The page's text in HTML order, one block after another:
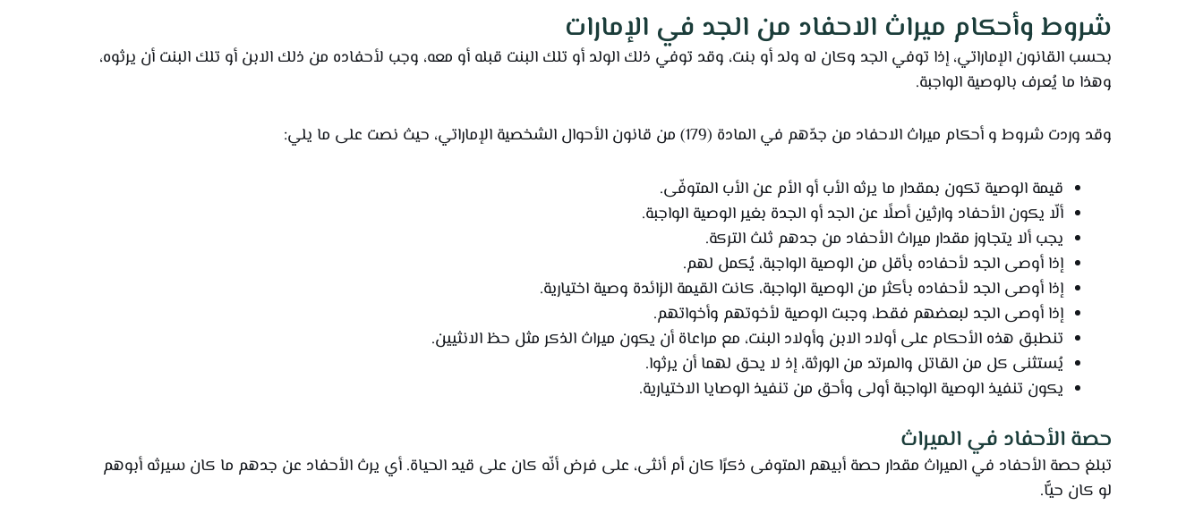
شروط وأحكام ميراث الاحفاد من الجد في الإمارات
بحسب القانون الإماراتي، إذا توفي الجد وكان له ولد أو بنت، وقد توفي ذلك الولد أو تلك البنت قبله أو معه، وجب لأحفاده من ذلك الابن أو تلك البنت أن يرثوه،
وهذا ما يُعرف بالوصية الواجبة.
وقد وردت شروط و أحكام ميراث الاحفاد من جدّهم في المادة (179) من قانون الأحوال الشخصية الإماراتي، حيث نصت على ما يلي:
قيمة الوصية تكون بمقدار ما يرثه الأب أو الأم عن الأب المتوفّى.
ألّا يكون الأحفاد وارثين أصلًا عن الجد أو الجدة بغير الوصية الواجبة.
يجب ألا يتجاوز مقدار ميراث الأحفاد من جدهم ثلث التركة.
إذا أوصى الجد لأحفاده بأقل من الوصية الواجبة، يُكمل لهم.
إذا أوصى الجد لأحفاده بأكثر من الوصية الواجبة، كانت القيمة الزائدة وصية اختيارية.
إذا أوصى الجد لبعضهم فقط، وجبت الوصية لأخوتهم وأخواتهم.
تنطبق هذه الأحكام على أولاد الابن وأولاد البنت، مع مراعاة أن يكون ميراث الذكر مثل حظ الانثيين.
يُستثنى كل من القاتل والمرتد من الورثة، إذ لا يحق لهما أن يرثوا.
يكون تنفيذ الوصية الواجبة أولى وأحق من تنفيذ الوصايا الاختيارية.
حصة الأحفاد في الميراث
تبلغ حصة الأحفاد في الميراث مقدار حصة أبيهم المتوفى ذكرًا كان أم أنثى، على فرض أنّه كان على قيد الحياة. أي يرث الأحفاد عن جدهم ما كان سيرثه أبوهم
لو كان حيًّا.